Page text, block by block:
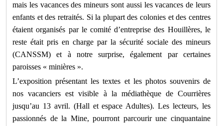
mais les vacances des mineurs sont aussi les vacances de leurs
enfants et des retraités. Si la plupart des colonies et des centres
étaient organisés par le comité d’entreprise des Houillères, le
reste était pris en charge par la sécurité sociale des mineurs
(CANSSM) et à notre surprise, également par certaines
paroisses « minières ».
L’exposition présentant les textes et les photos souvenirs de
nos vacanciers est visible à la médiathèque de Courrières
jusqu’au 13 avril. (Hall et espace Adultes). Les lecteurs, les
passionnés de la Mine, pourront parcourir une cinquantaine